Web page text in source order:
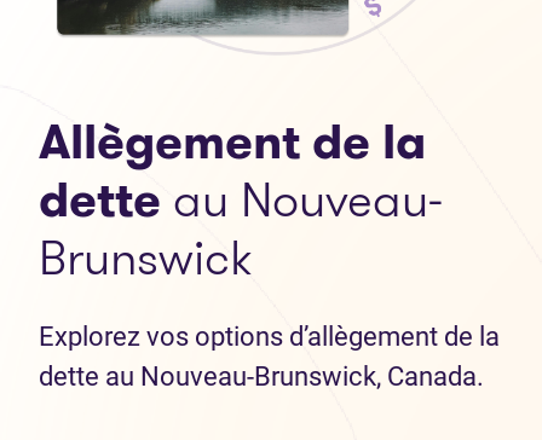
Allègement de la
dette au Nouveau-
Brunswick
Explorez vos options d’allègement de la
dette au Nouveau-Brunswick, Canada.